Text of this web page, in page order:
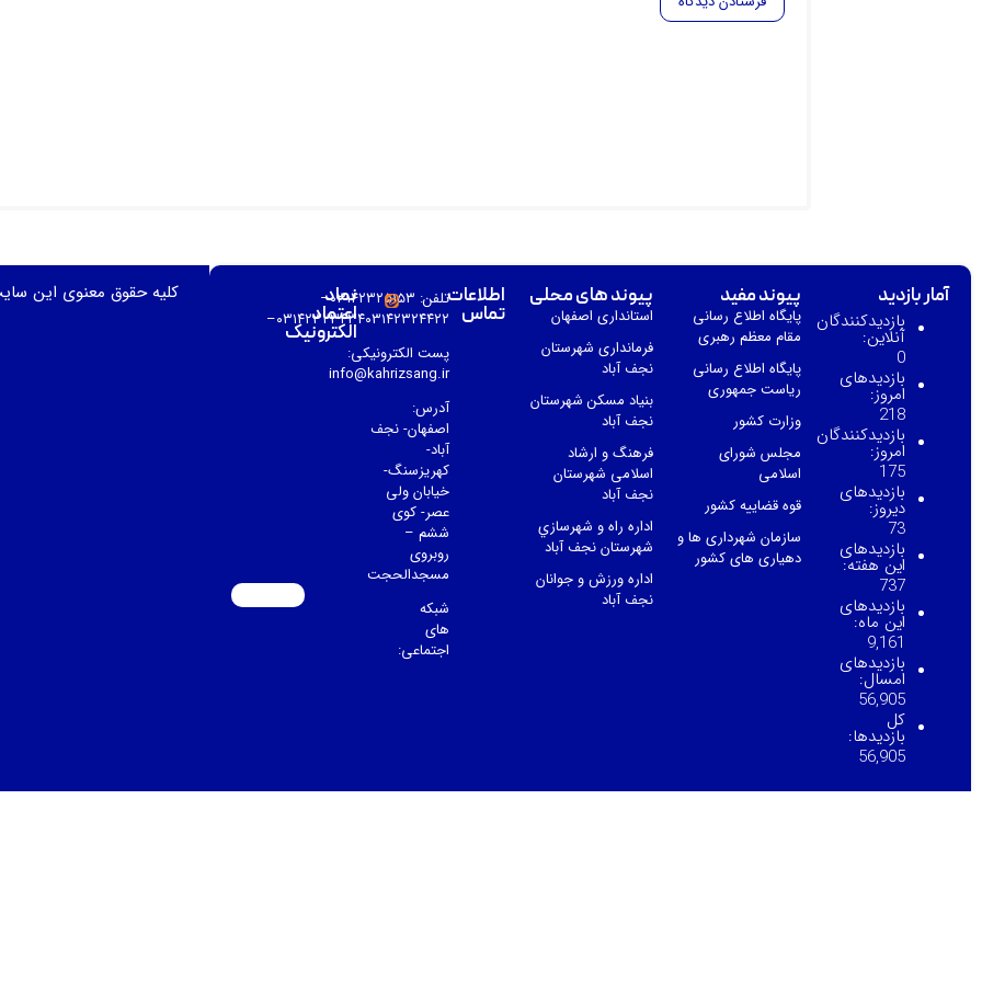
آمار بازدید
بازدیدکنندگان
آنلاین:
0
بازدیدهای
امروز:
218
بازدیدکنندگان
امروز:
175
بازدیدهای
دیروز:
73
بازدیدهای
این هفته:
737
بازدیدهای
این ماه:
9,161
بازدیدهای
امسال:
56,905
کل
بازدیدها:
56,905
پیوند مفید
پایگاه اطلاع رسانی
مقام معظم رهبری
پایگاه اطلاع رسانی
ریاست جمهوری
وزارت کشور
مجلس شورای
اسلامی
قوه قضاییه کشور
سازمان شهرداری ها و
دهیاری های کشور
پیوند های محلی
استانداری اصفهان
فرمانداری شهرستان
نجف آباد
بنیاد مسکن شهرستان
نجف آباد
فرهنگ و ارشاد
اسلامی شهرستان
نجف آباد
اداره راه و شهرسازي
شهرستان نجف آباد
اداره ورزش و جوانان
نجف آباد
اطلاعات
تماس
تلفن: ۰۳۱۴۲۳۲۵۱۵۳–
۰۳۱۴۲۳۲۳۴۳۴۰۳۱۴۲۳۲۴۴۲۲–
پست الکترونیکی:
info@kahrizsang.ir
آدرس:
اصفهان- نجف
آباد-
کهریزسنگ-
خیابان ولی
عصر- کوی
ششم –
روبروی
مسجدالحجت
شبکه
های
اجتماعی:
نماد
اعتماد
الکترونیک
کلیه حقوق معنوی این